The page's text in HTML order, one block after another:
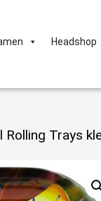
Headshop
Rolling Trays